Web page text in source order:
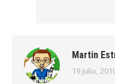
Martin
dice:
19 julio,